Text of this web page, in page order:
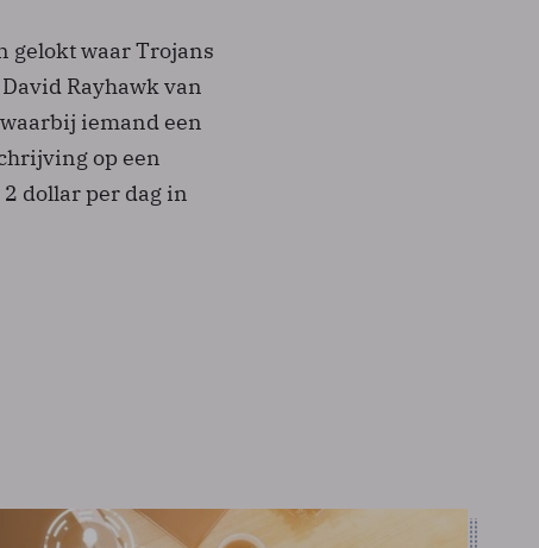
waar Trojans
Rayhawk van
iemand een
op een
dollar per dag in